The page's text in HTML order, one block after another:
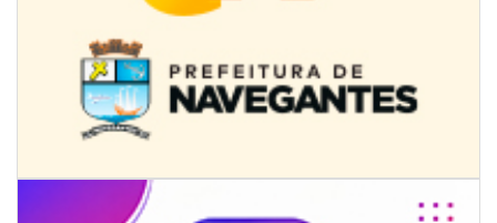
08/08/2026 | 07:00
8º Capoezade promove semana de oficinas gratuitas e atividades
culturais em Itajaí
GERAL